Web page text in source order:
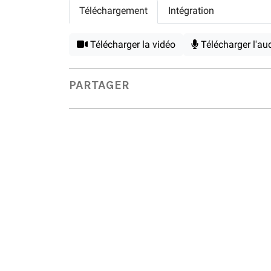
Téléchargement Intégration
Télécharger la vidéo Télécharger
PARTAGER